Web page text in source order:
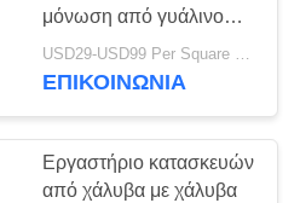
μόνωση από γυάλινο
μαλλί
USD29-USD99 Per Square Meter MOQ:500 τετραγωνικό μέτρο
ΕΠΙΚΟΙΝΩΝΙΑ
Εργαστήριο κατασκευών
από χάλυβα με χάλυβα